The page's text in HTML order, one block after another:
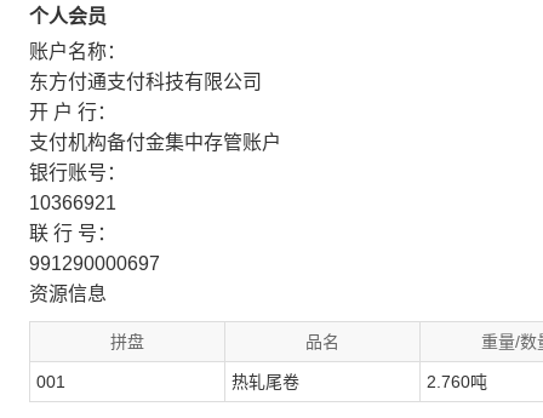
个人会员
账户名称：
东方付通支付科技有限公司
开 户 行：
支付机构备付金集中存管账户
银行账号：
10366921
联 行 号：
991290000697
资源信息
拼盘 品名 重量/数
001 热轧尾卷 2.760吨